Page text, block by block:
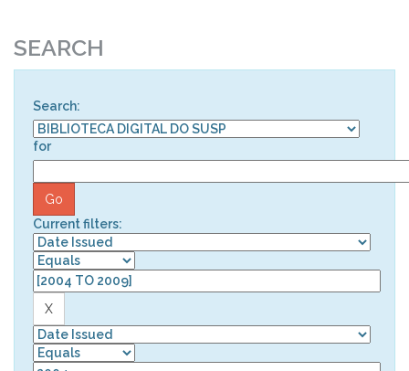
SEARCH
Search:
for
Current filters: